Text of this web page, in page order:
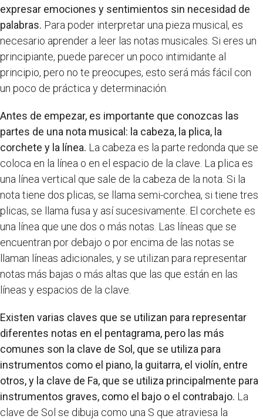
expresar emociones y sentimientos sin necesidad de
palabras. Para poder interpretar una pieza musical, es
necesario aprender a leer las notas musicales. Si eres un
principiante, puede parecer un poco intimidante al
principio, pero no te preocupes, esto será más fácil con
un poco de práctica y determinación.
Antes de empezar, es importante que conozcas las
partes de una nota musical: la cabeza, la plica, la
corchete y la línea. La cabeza es la parte redonda que se
coloca en la línea o en el espacio de la clave. La plica es
una línea vertical que sale de la cabeza de la nota. Si la
nota tiene dos plicas, se llama semi-corchea, si tiene tres
plicas, se llama fusa y así sucesivamente. El corchete es
una línea que une dos o más notas. Las líneas que se
encuentran por debajo o por encima de las notas se
llaman líneas adicionales, y se utilizan para representar
notas más bajas o más altas que las que están en las
líneas y espacios de la clave.
Existen varias claves que se utilizan para representar
diferentes notas en el pentagrama, pero las más
comunes son la clave de Sol, que se utiliza para
instrumentos como el piano, la guitarra, el violín, entre
otros, y la clave de Fa, que se utiliza principalmente para
instrumentos graves, como el bajo o el contrabajo. La
clave de Sol se dibuja como una S que atraviesa la